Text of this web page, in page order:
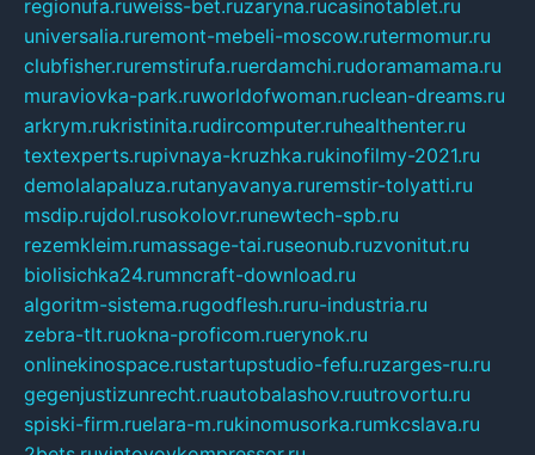
regionufa.ruweiss-bet.ruzaryna.rucasinotablet.ru
universalia.ruremont-mebeli-moscow.rutermomur.ru
clubfisher.ruremstirufa.ruerdamchi.rudoramamama.ru
muraviovka-park.ruworldofwoman.ruclean-dreams.ru
arkrym.rukristinita.rudircomputer.ruhealthenter.ru
textexperts.rupivnaya-kruzhka.rukinofilmy-2021.ru
demolalapaluza.rutanyavanya.ruremstir-tolyatti.ru
msdip.rujdol.rusokolovr.runewtech-spb.ru
rezemkleim.rumassage-tai.ruseonub.ruzvonitut.ru
biolisichka24.rumncraft-download.ru
algoritm-sistema.rugodflesh.ruru-industria.ru
zebra-tlt.ruokna-proficom.ruerynok.ru
onlinekinospace.rustartupstudio-fefu.ruzarges-ru.ru
gegenjustizunrecht.ruautobalashov.ruutrovortu.ru
spiski-firm.ruelara-m.rukinomusorka.rumkcslava.ru